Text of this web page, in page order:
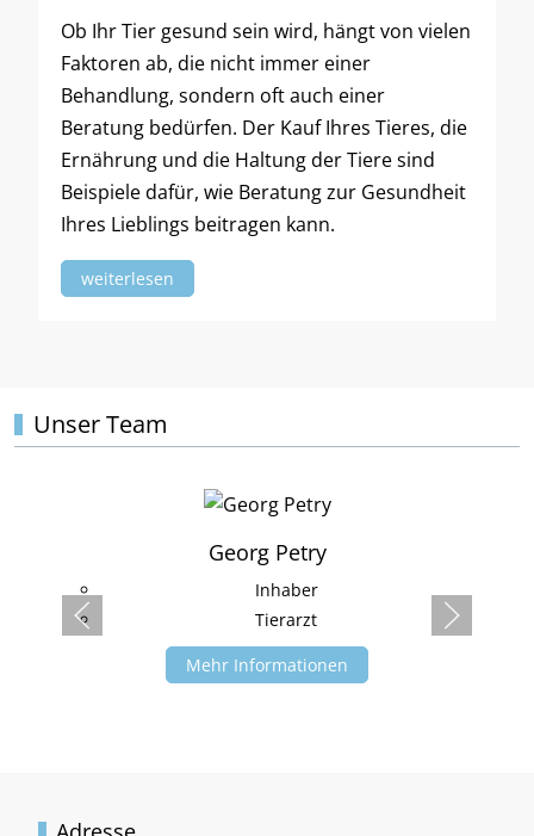
Ob Ihr Tier gesund sein wird, hängt von vielen
Faktoren ab, die nicht immer einer
Behandlung, sondern oft auch einer
Beratung bedürfen. Der Kauf Ihres Tieres, die
Ernährung und die Haltung der Tiere sind
Beispiele dafür, wie Beratung zur Gesundheit
Ihres Lieblings beitragen kann.
weiterlesen
Unser Team
Georg Petry
Inhaber
Tierarzt
Mehr Informationen